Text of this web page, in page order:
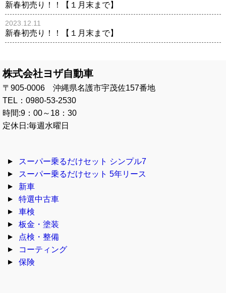
新春初売り！！【１月末まで】
2023.12.11
新春初売り！！【１月末まで】
株式会社ヨザ自動車
〒905-0006 沖縄県名護市宇茂佐157番地
TEL：0980-53-2530
時間:9：00～18：30
定休日:毎週水曜日
スーパー乗るだけセット シンプル7
スーパー乗るだけセット 5年リース
新車
特選中古車
車検
板金・塗装
点検・整備
コーティング
保険